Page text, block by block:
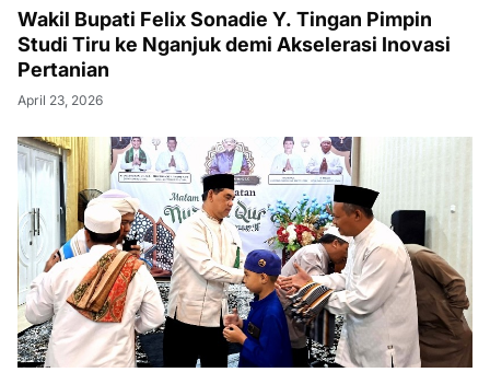
Wakil Bupati Felix Sonadie Y. Tingan Pimpin
Studi Tiru ke Nganjuk demi Akselerasi Inovasi
Pertanian
April 23, 2026